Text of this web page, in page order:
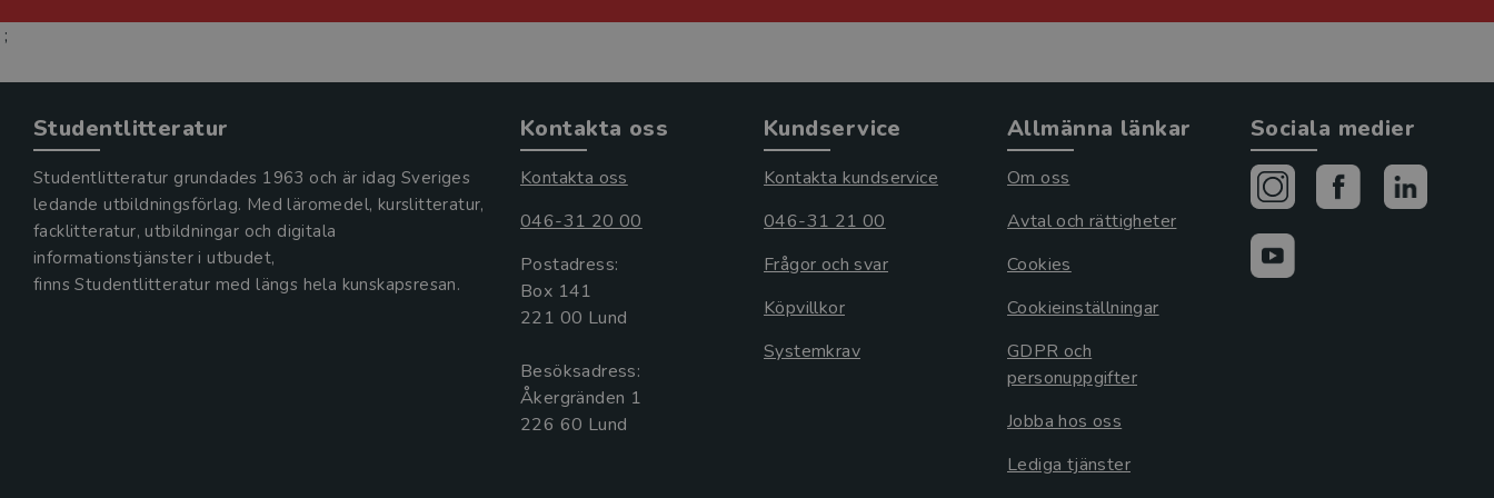
;
Studentlitteratur
Studentlitteratur grundades 1963 och är idag Sveriges
ledande utbildningsförlag. Med läromedel, kurslitteratur,
facklitteratur, utbildningar och digitala
informationstjänster i utbudet,
finns Studentlitteratur med längs hela kunskapsresan.
Kontakta oss
Kontakta oss
046-31 20 00
Postadress:
Box 141
221 00 Lund
Besöksadress:
Åkergränden 1
Kundservice
Kontakta kundservice
046-31 21 00
Frågor och svar
Köpvillkor
Systemkrav
Allmänna länkar
Om oss
Avtal och rättigheter
Cookies
Cookieinställningar
GDPR och
personuppgifter
Jobba hos oss
Lediga tjänster
Sociala medier